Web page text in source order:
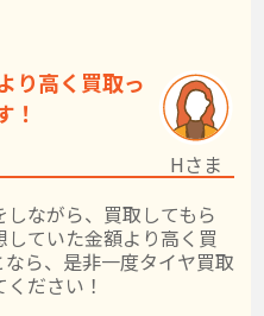
り高く買取っ
！
ながら、買取してもら
ていた金額より高く買
ら、是非一度タイヤ買取
ださい！
Hさま